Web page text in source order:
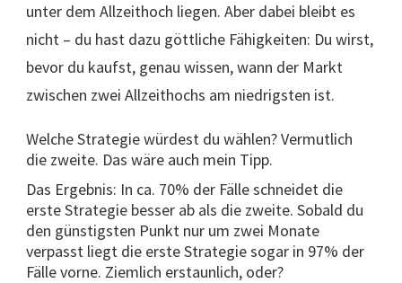
unter dem Allzeithoch liegen. Aber dabei bleibt es
nicht – du hast dazu göttliche Fähigkeiten: Du wirst,
bevor du kaufst, genau wissen, wann der Markt
zwischen zwei Allzeithochs am niedrigsten ist.
Welche Strategie würdest du wählen? Vermutlich
die zweite. Das wäre auch mein Tipp.
Das Ergebnis: In ca. 70% der Fälle schneidet die
erste Strategie besser ab als die zweite. Sobald du
den günstigsten Punkt nur um zwei Monate
verpasst liegt die erste Strategie sogar in 97% der
Fälle vorne. Ziemlich erstaunlich, oder?